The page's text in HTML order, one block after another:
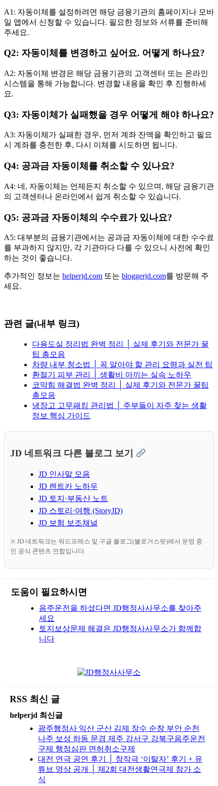
A1: 자동이체를 설정하려면 해당 금융기관의 홈페이지나 모바
일 앱에서 신청할 수 있습니다. 필요한 정보와 서류를 준비해
주세요.
Q2: 자동이체를 변경하고 싶어요. 어떻게 하나요?
A2: 자동이체 변경은 해당 금융기관의 고객센터 또는 온라인
시스템을 통해 가능합니다. 변경할 내용을 확인 후 진행하세
요.
Q3: 자동이체가 실패했을 경우 어떻게 해야 하나요?
A3: 자동이체가 실패한 경우, 먼저 계좌 잔액을 확인하고 필요
시 계좌를 충전한 후, 다시 이체를 시도하면 됩니다.
Q4: 공과금 자동이체를 취소할 수 있나요?
A4: 네, 자동이체는 언제든지 취소할 수 있으며, 해당 금융기관
의 고객센터나 온라인에서 쉽게 취소할 수 있습니다.
Q5: 공과금 자동이체의 수수료가 있나요?
A5: 대부분의 금융기관에서는 공과금 자동이체에 대한 수수료
를 부과하지 않지만, 각 기관마다 다를 수 있으니 사전에 확인
하는 것이 좋습니다.
추가적인 정보는 helperjd.com 또는 bloggerjd.com를 방문해 주
세요.
관련 글(내부 링크)
다용도실 정리법 완벽 정리 │ 실제 후기와 전문가 꿀
팁 총모음
차량 내부 청소법 │ 꼭 알아야 할 관리 요령과 실전 팁
환절기 피부 관리 │ 생활비 아끼는 실속 노하우
코막힘 해결법 완벽 정리 │ 실제 후기와 전문가 꿀팁
총모음
냉장고 고무패킹 관리법 │ 주부들이 자주 찾는 생활
정보 핵심 가이드
JD 네트워크 다른 블로그 보기
JD 인사말 모음
JD 렌트카 노하우
JD 토지·부동산 노트
JD 스토리·여행 (StoryJD)
JD 보험 보조채널
※ JD 네트워크는 워드프레스 및 구글 블로그(블로거스팟)에서 운영 중
인 공식 콘텐츠 연합입니다.
도움이 필요하시면
음주운전을 하셨다면 JD행정사사무소를 찾아주
세요
토지보상문제 해결은 JD행정사사무소가 함께합
니다
RSS 최신 글
helperjd 최신글
광주행정사 익산 군산 김제 장수 순창 부안 순천
나주 보성 하동 문경 제주 강서구 강북구음주운전
구제 행정심판 면허취소구제
대전 연극 공연 후기 │ 창작극 ‘이탈자’ 후기 + 유
튜브 영상 공개 │ 제2회 대전생활연극제 참가 소
식